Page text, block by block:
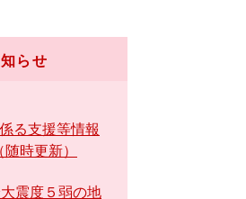
らせ
る支援等情報
時更新）
震度５弱の地